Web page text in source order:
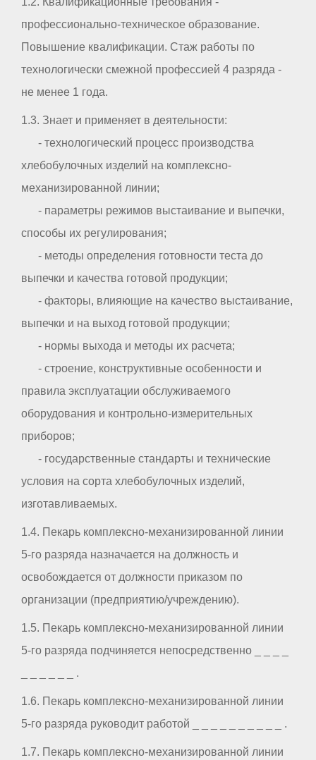
профессионально-техническое образование.
Повышение квалификации. Стаж работы по
технологически смежной профессией 4 разряда -
не менее 1 года.
1.3. Знает и применяет в деятельности:
- технологический процесс производства
хлебобулочных изделий на комплексно-
механизированной линии;
- параметры режимов выстаивание и выпечки,
способы их регулирования;
- методы определения готовности теста до
выпечки и качества готовой продукции;
- факторы, влияющие на качество выстаивание,
выпечки и на выход готовой продукции;
- нормы выхода и методы их расчета;
- строение, конструктивные особенности и
правила эксплуатации обслуживаемого
оборудования и контрольно-измерительных
приборов;
- государственные стандарты и технические
условия на сорта хлебобулочных изделий,
изготавливаемых.
1.4. Пекарь комплексно-механизированной линии
5-го разряда назначается на должность и
освобождается от должности приказом по
организации (предприятию/учреждению).
1.5. Пекарь комплексно-механизированной линии
5-го разряда подчиняется непосредственно _ _ _ _
_ _ _ _ _ _ .
1.6. Пекарь комплексно-механизированной линии
5-го разряда руководит работой _ _ _ _ _ _ _ _ _ _ .
1.7. Пекарь комплексно-механизированной линии